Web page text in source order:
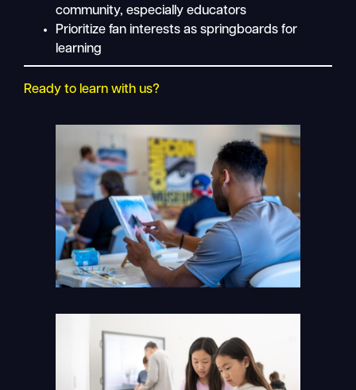
community, especially educators
Prioritize fan interests as springboards for
learning
Ready to learn with us?